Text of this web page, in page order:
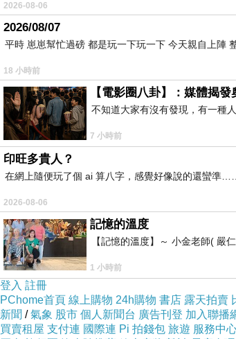
2026-08-06
2026/08/07
平時 崽崽幫忙過磅 都是玩一下玩一下 今天親自上
18 小時前
【電影圈八卦】：媒體揭
不知道大家有沒有發現，有一種
7 小時前
印旺多貴人？
在網上隨便玩了個 ai 算八字，感覺好像說的還蠻準
2026-08-06
記憶的溫度
【記憶的溫度】～ 小金老師( 嚴
1 小時前
登入 註冊
PChome首頁 線上購物 24h購物 書店 露天拍賣
新聞 /氣象 股市 個人新聞台 廣告刊登 加入聯播
買賣租屋 支付連 國際連 Pi 拍錢包 旅遊 服務中